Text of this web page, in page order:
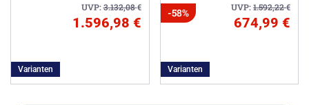
UVP:3.132,08€
1.596,98 €
Varianten
UVP:1.592,22€
-58%
674,99 €
Varianten